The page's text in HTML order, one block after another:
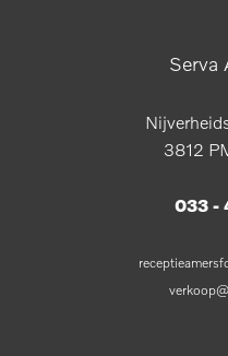
Serva
3812
033 -